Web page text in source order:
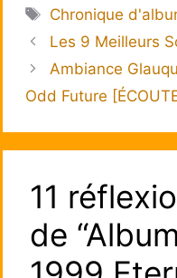
Étiquettes
Chronique
Les 9 Meilleurs
Ambiance
Odd Future
11
de